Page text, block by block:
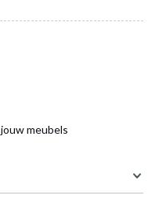
meubels